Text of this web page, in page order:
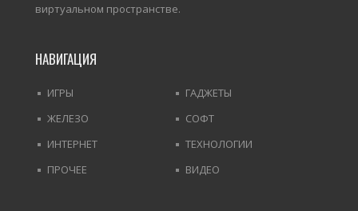
виртуальном пространстве.
НАВИГАЦИЯ
ИГРЫ
ГАДЖЕТЫ
ЖЕЛЕЗО
СОФТ
ИНТЕРНЕТ
ТЕХНОЛОГИИ
ПРОЧЕЕ
ВИДЕО